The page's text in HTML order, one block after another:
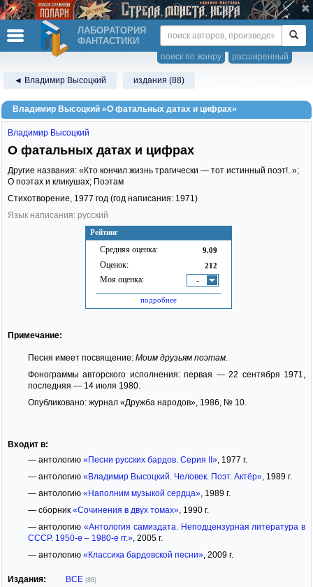
ЛАБОРАТОРИЯ
ФАНТАСТИКИ
расширенный
поиск по жанру
◄ Владимир Высоцкий издания (88)
Владимир Высоцкий «О фатальных датах и цифрах»
Рейтинг
Средняя оценка: 9.09
Оценок: 212
Моя оценка: -
подробнее
Владимир Высоцкий
О фатальных датах и цифрах
Другие названия: «Кто кончил жизнь трагически — тот истинный поэт!..»;
О поэтах и кликушах; Поэтам
Стихотворение, 1977 год (год написания: 1971)
Язык написания: русский
Примечание:
Песня имеет посвящение: Моим друзьям поэтам.
Фонограммы авторского исполнения: первая — 22 сентября 1971,
последняя — 14 июля 1980.
Опубликовано: журнал «Дружба народов», 1986, № 10.
Входит в:
— антологию «Песни русских бардов. Серия II», 1977 г.
— антологию «Владимир Высоцкий. Человек. Поэт. Актёр», 1989 г.
— антологию «Наполним музыкой сердца», 1989 г.
— сборник «Сочинения в двух томах», 1990 г.
— антологию«Антология самиздата. Неподцензурная литература в
СССР. 1950-е – 1980-е гг.», 2005 г.
— антологию «Классика бардовской песни», 2009 г.
Издания: ВСЕ (88)